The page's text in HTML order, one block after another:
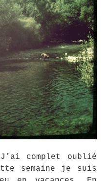
complet oublié
semaine je suis